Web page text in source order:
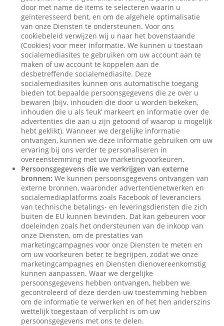
door met name de items te selecteren waarin u
geïnteresseerd bent, en om de algehele optimalisatie
van onze Diensten te ondersteunen. Voor ons
cookiebeleid verwijzen wij u naar het bovenstaande
(Cookies) voor meer informatie. We kunnen u toestaan
socialemediasites te gebruiken om uw account aan te
maken of uw account te koppelen aan de
desbetreffende socialemediasite. Deze
socialemediasites kunnen ons automatische toegang
bieden tot bepaalde persoonsgegevens die ze over u
bewaren (bijv. inhouden die door u worden bekeken,
inhouden die u als ‘leuk’ markeert en informatie over de
advertenties die aan u zijn getoond of waarop u mogelijk
hebt geklikt). Wanneer we dergelijke informatie
ontvangen, kunnen we deze informatie gebruiken om uw
ervaring bij ons verder te personaliseren in
overeenstemming met uw marketingvoorkeuren.
Persoonsgegevens die we verkrijgen van externe
bronnen: We kunnen persoonsgegevens ontvangen van
externe bronnen, waaronder advertentienetwerken en
socialemediaplatforms zoals Facebook of leveranciers
van technische betalings- en leveringsdiensten die zich
buiten de EU kunnen bevinden. Dat kan gebeuren voor
doeleinden zoals het ondersteunen van de inkoop van
onze Diensten, om de prestaties van
marketingcampagnes voor onze Diensten te meten en
om uw voorkeuren beter te begrijpen, zodat we onze
marketingcampagnes en Diensten dienovereenkomstig
kunnen aanpassen. Waar we dergelijke
persoonsgegevens hebben ontvangen, hebben we
gecontroleerd of deze derden uw toestemming hebben
om de informatie te verwerken en of het hen anderszins
wettelijk toegestaan of verplicht is om uw
persoonsgegevens met ons te delen.